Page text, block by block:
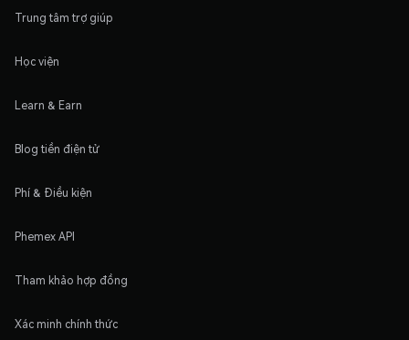
Trung tâm trợ giúp
Học viện
Learn & Earn
Blog tiền điện tử
Phí & Điều kiện
Phemex API
Tham khảo hợp đồng
Xác minh chính thức